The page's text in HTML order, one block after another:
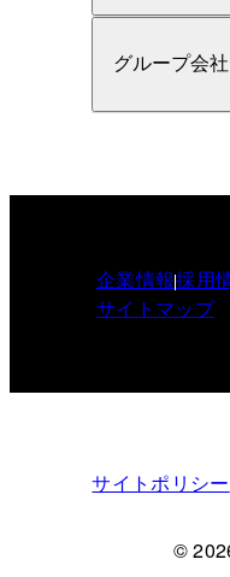
グループ会社
企業情報採用
サイトマップ
サイトポリシー
©